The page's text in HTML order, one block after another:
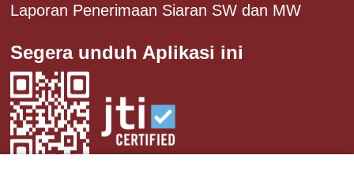
Laporan Penerimaan Siaran SW dan MW
Segera unduh Aplikasi ini